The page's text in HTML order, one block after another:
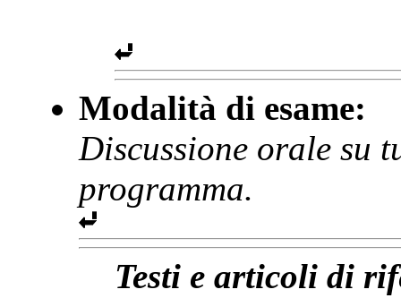
Modalità di esame:
Discussione orale su
programma.
Testi e articoli di